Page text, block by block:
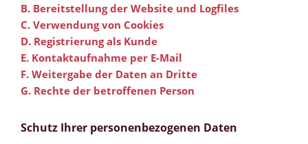
B. Bereitstellung der Website und Logfiles
C. Verwendung von Cookies
D. Registrierung als Kunde
E. Kontaktaufnahme per E-Mail
F. Weitergabe der Daten an Dritte
G. Rechte der betroffenen Person
Schutz Ihrer personenbezogenen Daten